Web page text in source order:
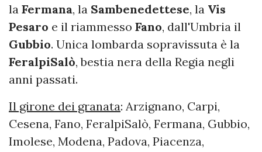
la Fermana, la Sambenedettese, la Vis
Pesaro e il riammesso Fano, dall'Umbria il
Gubbio. Unica lombarda sopravissuta è la
FeralpiSalò, bestia nera della Regia negli
anni passati.
Il girone dei granata: Arzignano, Carpi,
Cesena, Fano, FeralpiSalò, Fermana, Gubbio,
Imolese, Modena, Padova, Piacenza,